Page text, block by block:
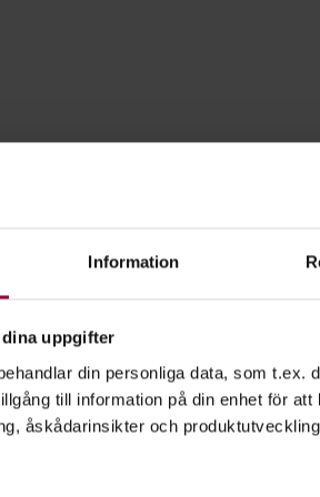
Information
uppgifter
din personliga data, som t.ex.
till information på din enhet för
åskådarinsikter och
10-20 år med
elbas, trummor och sång.
man får ha med sin